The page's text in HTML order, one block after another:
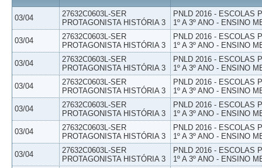
03/04
27632C0603L-SER
PROTAGONISTA HISTÓRIA 3
PNLD 2016 - ESCOLAS
1º A 3º ANO - ENSINO
03/04
27632C0603L-SER
PROTAGONISTA HISTÓRIA 3
PNLD 2016 - ESCOLAS
1º A 3º ANO - ENSINO
03/04
27632C0603L-SER
PROTAGONISTA HISTÓRIA 3
PNLD 2016 - ESCOLAS
1º A 3º ANO - ENSINO
03/04
27632C0603L-SER
PROTAGONISTA HISTÓRIA 3
PNLD 2016 - ESCOLAS
1º A 3º ANO - ENSINO
03/04
27632C0603L-SER
PROTAGONISTA HISTÓRIA 3
PNLD 2016 - ESCOLAS
1º A 3º ANO - ENSINO
03/04
27632C0603L-SER
PROTAGONISTA HISTÓRIA 3
PNLD 2016 - ESCOLAS
1º A 3º ANO - ENSINO
03/04
27632C0603L-SER
PROTAGONISTA HISTÓRIA 3
PNLD 2016 - ESCOLAS
1º A 3º ANO - ENSINO